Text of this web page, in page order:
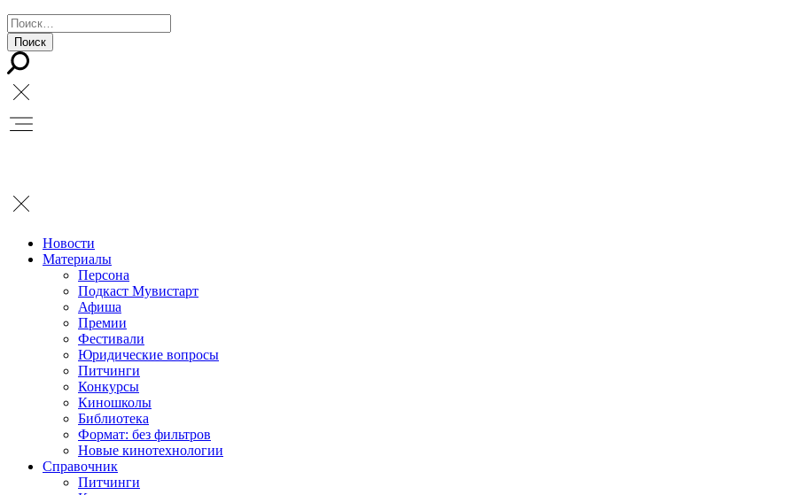
Новости
Материалы
Персона
Подкаст Мувистарт
Афиша
Премии
Фестивали
Юридические вопросы
Питчинги
Конкурсы
Киношколы
Библиотека
Формат: без фильтров
Новые кинотехнологии
Справочник
Питчинги